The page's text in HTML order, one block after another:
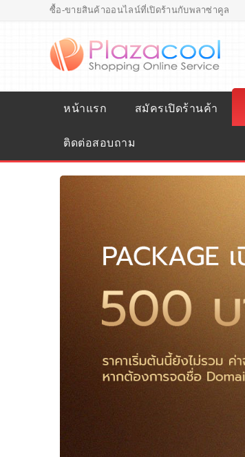
ซื้อ-ขายสินค้าออนไลน์ที่เปิดร้านกับพลาซ่าคูล
หน้าแรก สมัครเปิดร้านค้า
ติดต่อสอบถาม